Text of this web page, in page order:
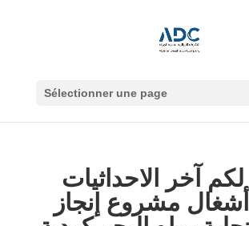
Sélectionner une page
آخر الاحداثيات
مشروع إنجاز